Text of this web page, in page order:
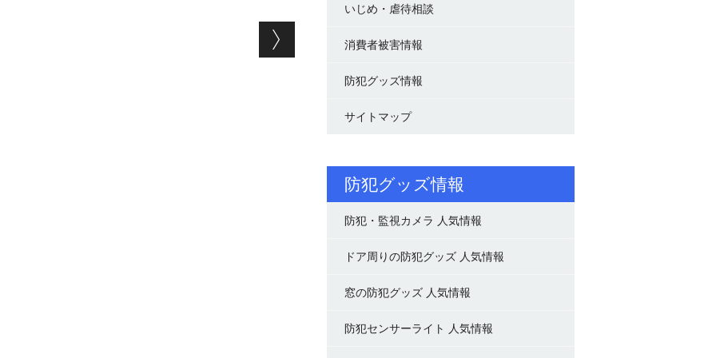
いじめ・虐待相談
消費者被害情報
防犯グッズ情報
サイトマップ
防犯グッズ情報
防犯・監視カメラ 人気情報
ドア周りの防犯グッズ 人気情報
窓の防犯グッズ 人気情報
防犯センサーライト 人気情報